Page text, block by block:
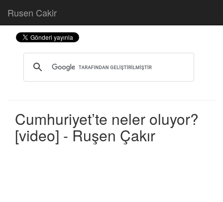
Rusen Cakir
Cumhuriyet’te neler oluyor?
[video] - Ruşen Çakır